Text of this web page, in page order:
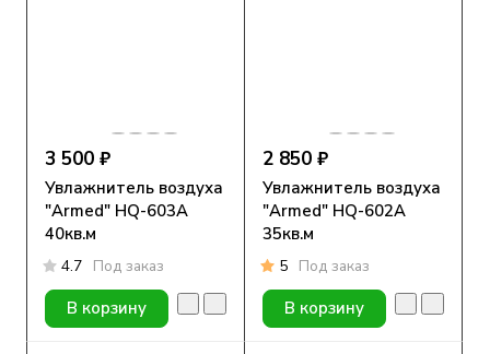
3 500 ₽
Увлажнитель воздуха
"Armed" HQ-603A
40кв.м
4.7 Под заказ
В корзину
2 850 ₽
Увлажнитель воздуха
"Armed" HQ-602A
35кв.м
5 Под заказ
В корзину